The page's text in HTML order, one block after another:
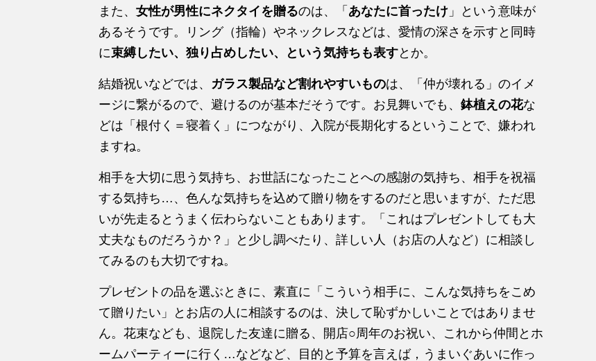
また、 女性が男性にネクタイを贈るのは、「 あなたに首ったけ 」という意味が
あるそうです。リング（指輪）やネックレスなどは、愛情の深さを示すと同時
に束縛したい、独り占めしたい、という気持ちも表すとか。
結婚祝いなどでは、 ガラス製品など割れやすいものは、「仲が壊れる」のイメ
ージに繋がるので、避けるのが基本だそうです。お見舞いでも、 鉢植えの花な
どは「根付く＝寝着く」につながり、入院が長期化するということで、嫌われ
ますね。
相手を大切に思う気持ち、お世話になったことへの感謝の気持ち、相手を祝福
する気持ち…、色んな気持ちを込めて贈り物をするのだと思いますが、ただ思
いが先走るとうまく伝わらないこともあります。「これはプレゼントしても大
丈夫なものだろうか？」と少し調べたり、詳しい人（お店の人など）に相談し
てみるのも大切ですね。
プレゼントの品を選ぶときに、素直に「こういう相手に、こんな気持ちをこめ
て贈りたい」とお店の人に相談するのは、決して恥ずかしいことではありませ
ん。花束なども、退院した友達に贈る、開店○周年のお祝い、これから仲間とホ
ームパーティーに行く…などなど、目的と予算を言えば，うまいぐあいに作っ